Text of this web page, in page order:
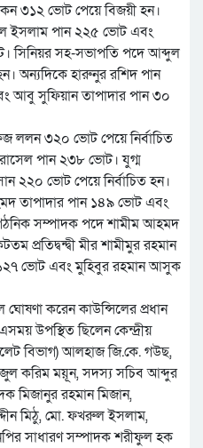
৩১২ ভোট পেয়ে বিজয়ী হন।
ইসলাম পান ২২৫ ভোট এবং
সিনিয়র সহ-সভাপতি পদে আব্দুল
অন্যদিকে হারুনুর রশিদ পান
আবু সুফিয়ান তাপাদার পান ৩০
ললন ৩২০ ভোট পেয়ে নির্বাচিত
পান ২৩৮ ভোট। যুগ্ম
২২০ ভোট পেয়ে নির্বাচিত হন।
তাপাদার পান ১৪৯ ভোট এবং
সম্পাদক পদে শামীম আহমদ
প্রতিদ্বন্দ্বী মীর শামীমুর রহমান
ভোট এবং মুহিবুর রহমান আসুক
করেন কাউন্সিলের প্রধান
উপস্থিত ছিলেন কেন্দ্রীয়
বিভাগ) আলহাজ জি.কে. গউছ,
করিম ময়ূন, সদস্য সচিব আব্দুর
মিজানুর রহমান মিজান,
মিঠু, মো. ফখরুল ইসলাম,
সাধারণ সম্পাদক শরীফুল হক